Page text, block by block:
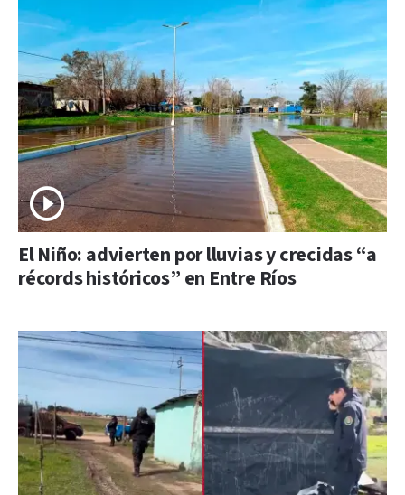
El Niño: advierten por lluvias y crecidas “a
récords históricos” en Entre Ríos